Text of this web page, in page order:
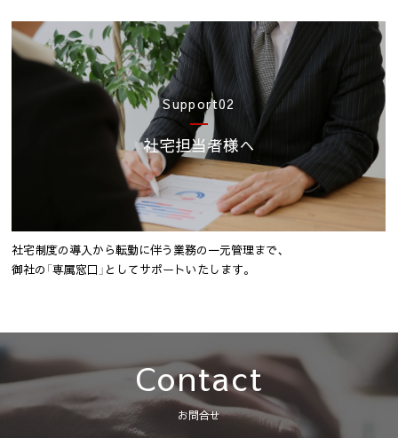
Support02
社宅担当者様へ
社宅制度の導入から転勤に伴う業務の一元管理まで、
御社の「専属窓口」としてサポートいたします。
Contact
お問合せ